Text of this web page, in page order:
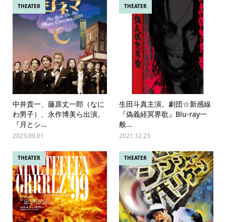
THEATER
中井貴一、藤原丈一郎（なに
わ男子）、永作博美ら出演。
『月とシ...
2023.09.01
THEATER
生田斗真主演。劇団☆新感線
『偽義経冥界歌』Blu-ray一
般...
2021.12.23
THEATER THEATER